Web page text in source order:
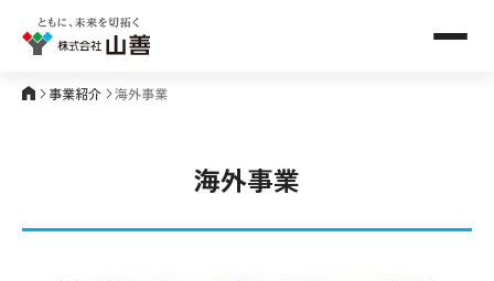
メニュ
事業紹介 海外事業
海外事業